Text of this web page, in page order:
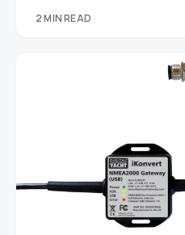
2 MIN READ